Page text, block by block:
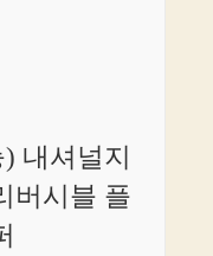
내셔널지
버시블 플